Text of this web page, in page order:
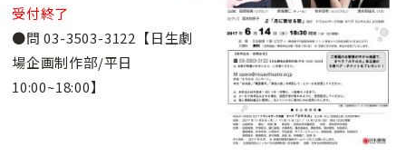
受付終了
●問 03-3503-3122【日生劇
場企画制作部/平日
10:00~18:00】